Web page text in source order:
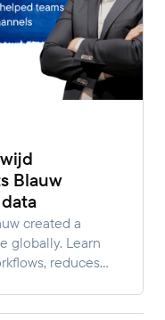
Blauw
created a
globally. Learn
reduces